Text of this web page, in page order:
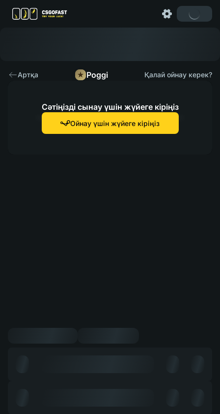
Артқа Poggi Қалай ойнау керек?
Сәтіңізді сынау үшін жүйеге кіріңіз
Ойнау үшін жүйеге кіріңіз